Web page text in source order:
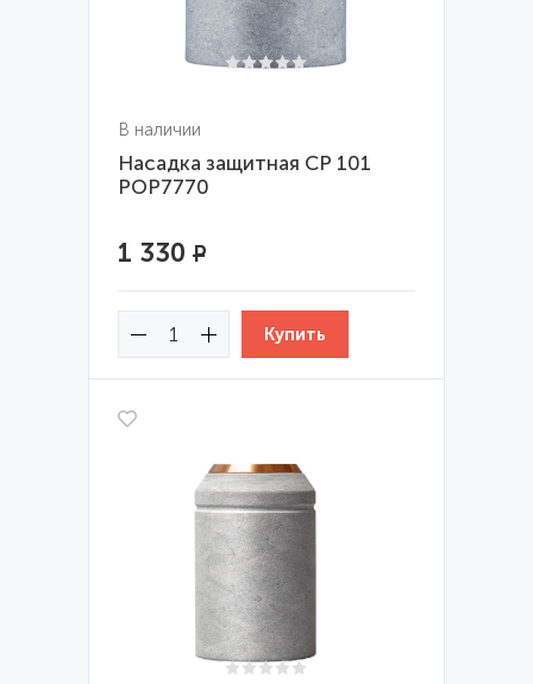
В наличии
Насадка защитная CP 101
POP7770
1 330 Р